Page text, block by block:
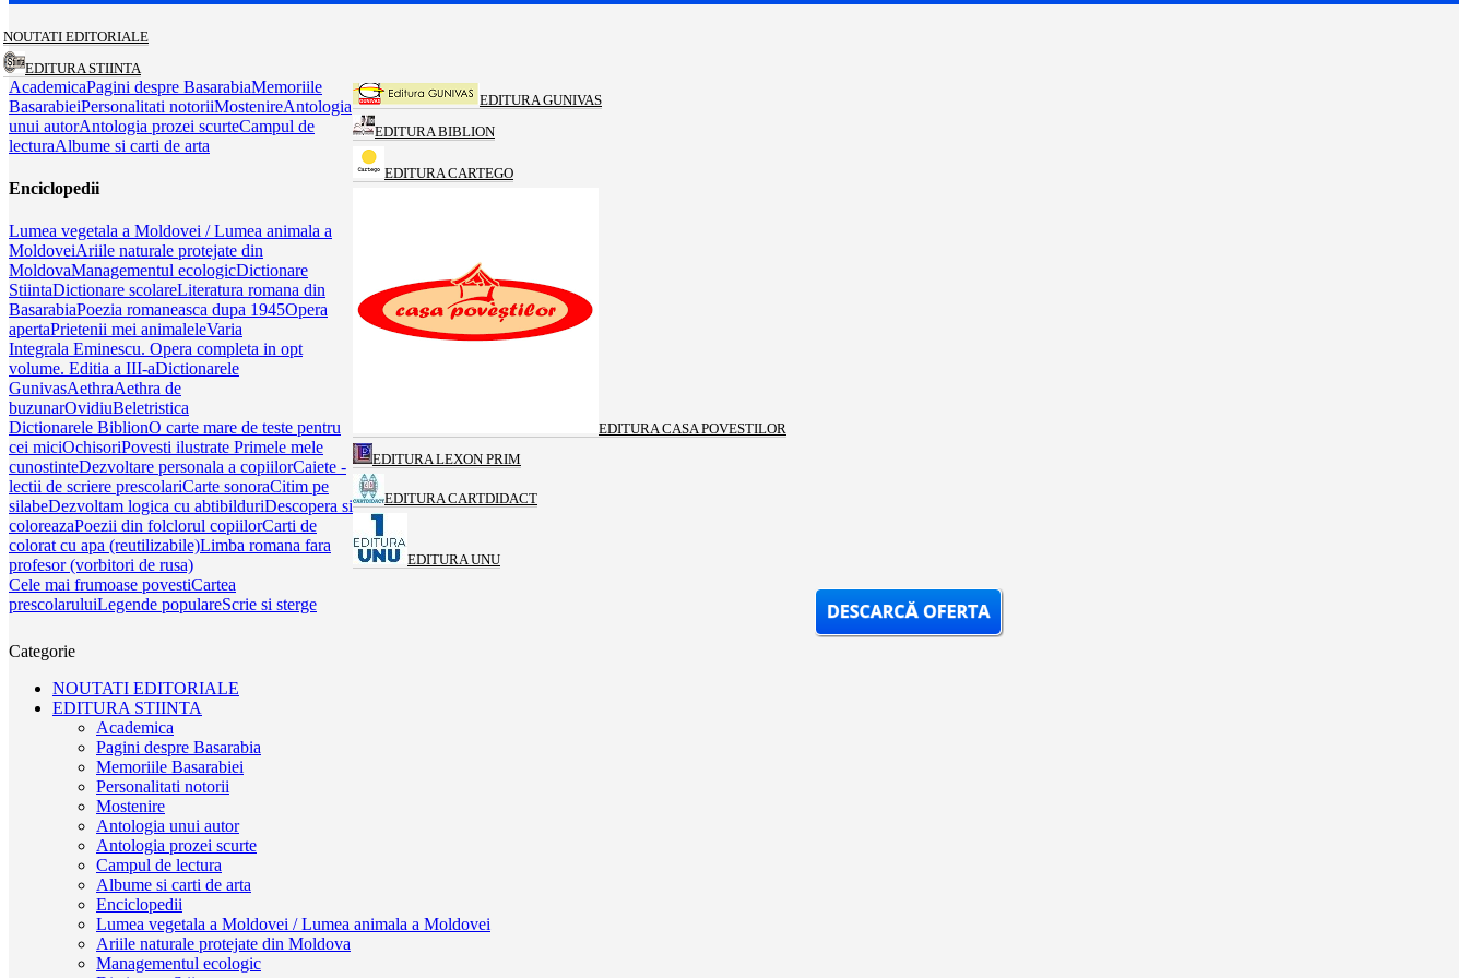
NOUTATI EDITORIALE
EDITURA STIINTA
AcademicaPagini despre BasarabiaMemoriile
BasarabieiPersonalitati notoriiMostenireAntologia
unui autorAntologia prozei scurteCampul de
lecturaAlbume si carti de arta
Enciclopedii
Lumea vegetala a Moldovei / Lumea animala a
MoldoveiAriile naturale protejate din
MoldovaManagementul ecologicDictionare
StiintaDictionare scolareLiteratura romana din
BasarabiaPoezia romaneasca dupa 1945Opera
apertaPrietenii mei animaleleVaria
EDITURA GUNIVAS
Integrala Eminescu. Opera completa in opt
volume. Editia a III-aDictionarele
GunivasAethraAethra de
buzunarOvidiuBeletristica
EDITURA BIBLION
Dictionarele BiblionO carte mare de teste pentru
cei miciOchisoriPovesti ilustrate Primele mele
cunostinteDezvoltare personala a copiilorCaiete -
lectii de scriere prescolariCarte sonoraCitim pe
silabeDezvoltam logica cu abtibilduriDescopera si
coloreazaPoezii din folclorul copiilorCarti de
colorat cu apa (reutilizabile)Limba romana fara
profesor (vorbitori de rusa)
EDITURA CARTEGO
EDITURA CASA POVESTILOR
Cele mai frumoase povestiCartea
prescolaruluiLegende populareScrie si sterge
EDITURA LEXON PRIM
EDITURA CARTDIDACT
EDITURA UNU
Categorie
NOUTATI EDITORIALE
EDITURA STIINTA
Academica
Pagini despre Basarabia
Memoriile Basarabiei
Personalitati notorii
Mostenire
Antologia unui autor
Antologia prozei scurte
Campul de lectura
Albume si carti de arta
Enciclopedii
Lumea vegetala a Moldovei / Lumea animala a Moldovei
Ariile naturale protejate din Moldova
Managementul ecologic